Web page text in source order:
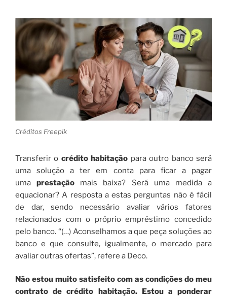
Créditos Freepik
Transferir o crédito habitação para outro banco será
uma solução a ter em conta para ficar a pagar
umaprestação mais baixa? Será uma medida a
equacionar? A resposta a estas perguntas não é fácil
de dar, sendo necessário avaliar vários fatores
relacionados com o próprio empréstimo concedido
pelo banco. “(…) Aconselhamos a que peça soluções ao
banco e que consulte, igualmente, o mercado para
avaliar outras ofertas”, refere a Deco.
Não estou muito satisfeito com as condições do meu
contrato de crédito habitação. Estou a ponderar